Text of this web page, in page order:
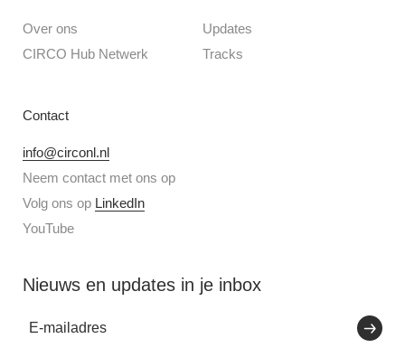
Over ons
CIRCO Hub Netwerk
Updates
Tracks
Contact
info@circonl.nl
Neem contact met ons op
Volg ons op LinkedIn
YouTube
Nieuws en updates in je inbox